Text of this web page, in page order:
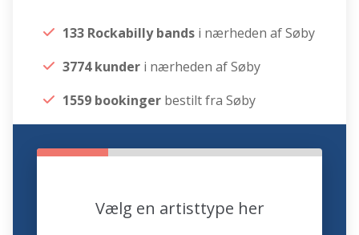
133 Rockabilly bands i nærheden af Søby
3774 kunder i nærheden af Søby
1559 bookinger bestilt fra Søby
Vælg en artisttype her